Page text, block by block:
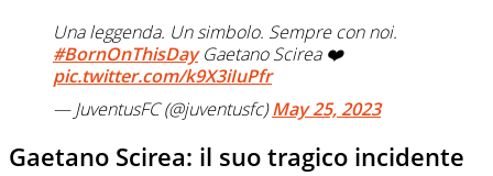
Una leggenda. Un simbolo. Sempre con noi.
#BornOnThisDayGaetano Scirea ❤️
pic.twitter.com/k9X3iIuPfr
— JuventusFC (@juventusfc)May 25, 2023
Gaetano Scirea: il suo tragico incidente